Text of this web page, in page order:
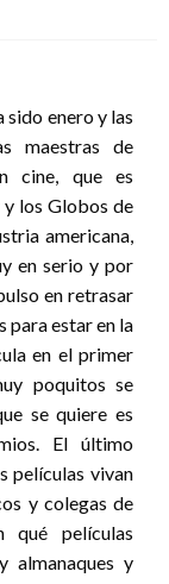
sido enero y las
maestras de
cine, que es
los Globos de
americana,
en serio y por
en retrasar
para estar en la
en el primer
poquitos se
se quiere es
El último
películas vivan
y colegas de
qué películas
almanaques y